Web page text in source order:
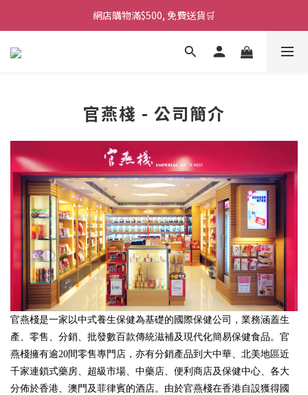
網店購物滿$500, 免費送貨🛒
官燕棧 - 公司簡介
官燕棧是一家以中式養生保健為基礎的國際保健公司，業務涵蓋生
產、零售、分銷、批發數百款傳統滋補及現代化簡易保健食品。官
燕棧擁有逾20間零售專門店，亦有分銷產品到大中華、北美地區近
千家連鎖式藥房、超級市場、中藥店、便利商店及保健中心、各大
分佈於香港、澳門及菲律賓的酒店。由於官燕棧在香港自設獲得國